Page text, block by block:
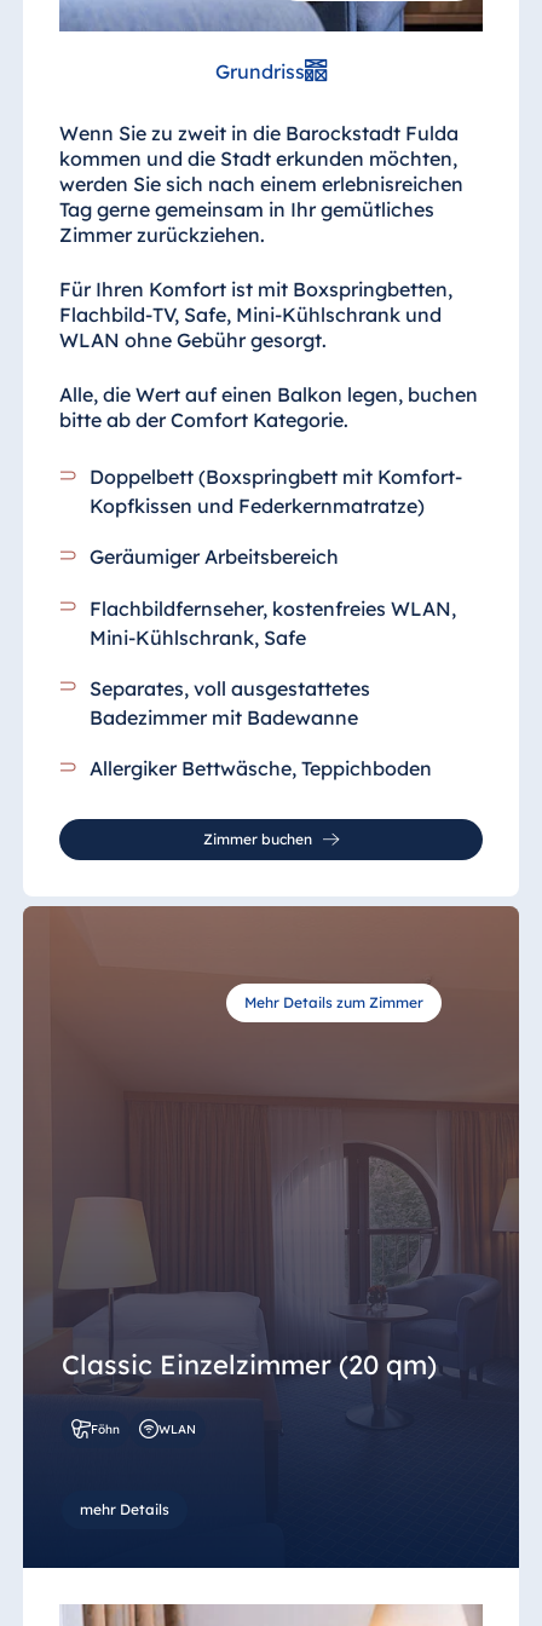
China
Hotel Taicang
Garden
Conference
Center Taicang
Italien
Malta
Antonine Hotel &
Spa Malta
Resort & Spa
Grundriss
Wenn Sie zu zweit in die Barockstadt Fulda
kommen und die Stadt erkunden möchten,
werden Sie sich nach einem erlebnisreichen
Tag gerne gemeinsam in Ihr gemütliches
Zimmer zurückziehen.
Für Ihren Komfort ist mit Boxspringbetten,
Flachbild-TV, Safe, Mini-Kühlschrank und
WLAN ohne Gebühr gesorgt.
Alle, die Wert auf einen Balkon legen, buchen
bitte ab der Comfort Kategorie.
Doppelbett (Boxspringbett mit Komfort-
Kopfkissen und Federkernmatratze)
Geräumiger Arbeitsbereich
Flachbildfernseher, kostenfreies WLAN,
Mini-Kühlschrank, Safe
Separates, voll ausgestattetes
Badezimmermit Badewanne
Allergiker Bettwäsche, Teppichboden
Zimmer buchen
Mehr Details zum Zimmer
Classic Einzelzimmer (20 qm)
Föhn WLAN
mehr Details